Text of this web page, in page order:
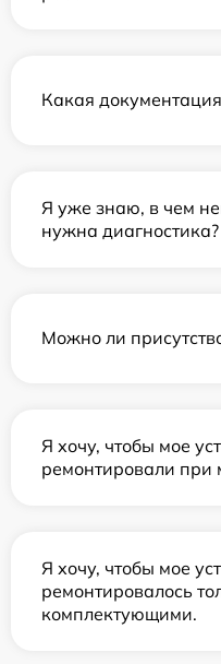
Какая
Я уже знаю, в чем
нужна диагностика?
Можно ли
Я хочу, чтобы мое
ремонтировали при
Я хочу, чтобы мое
ремонтировалось
комплектующими.